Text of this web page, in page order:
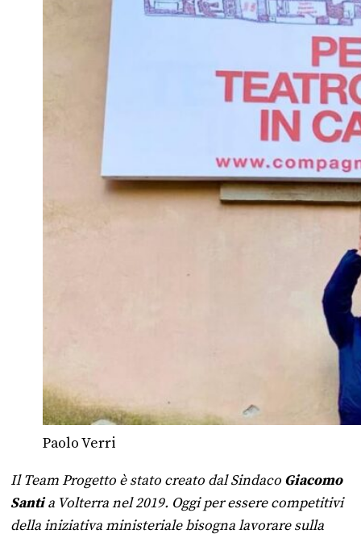
Paolo Verri
Il Team Progetto è stato creato dal Sindaco Giacomo
Santia Volterra nel 2019. Oggi per essere competitivi
della iniziativa ministeriale bisogna lavorare sulla